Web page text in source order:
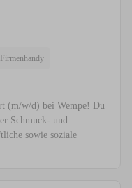
Firmenhandy
(m/w/d) bei Wempe! Du
Schmuck- und
sowie soziale